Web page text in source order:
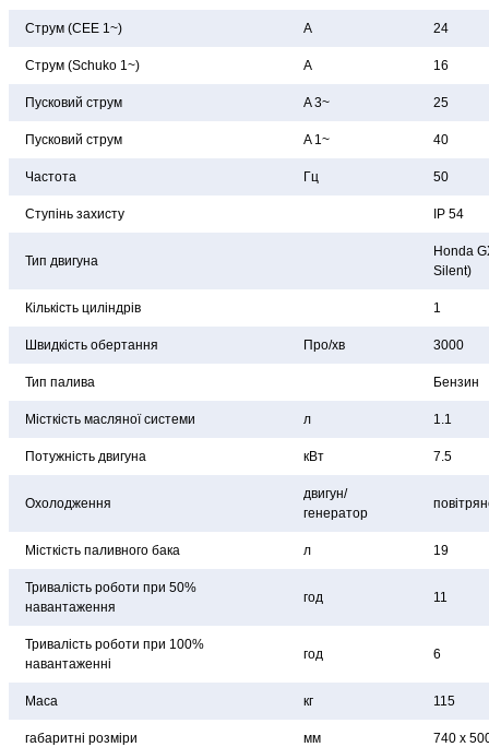
Струм (CEE 1~) А 24
Струм (Schuko 1~) А 16
Пусковий струм A 3~ 25
Пусковий струм A 1~ 40
Частота Гц 50
Ступінь захисту IP 54
Тип двигуна
Honda
Silent)
Кількість циліндрів 1
Швидкість обертання Про/хв 3000
Тип палива Бензин
Місткість масляної системи л 1.1
Потужність двигуна кВт 7.5
Охолодження
двигун/
генератор
Місткість паливного бака л 19
Тривалість роботи при 50%
навантаження
год 11
Тривалість роботи при 100%
навантаженні
год 6
Маса кг 115
габаритні розміри мм 740 x